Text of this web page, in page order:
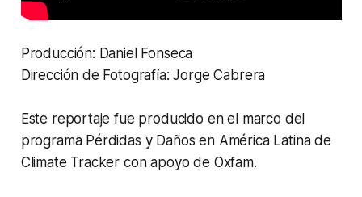
Producción: Daniel Fonseca
Dirección de Fotografía: Jorge Cabrera
Este reportaje fue producido en el marco del
programa Pérdidas y Daños en América Latina de
Climate Tracker con apoyo de Oxfam.